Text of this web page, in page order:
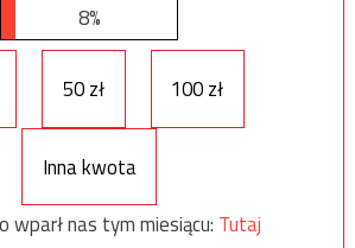
8%
50 zł 100 zł
Inna kwota
wparł nas tym miesiącu: Tutaj